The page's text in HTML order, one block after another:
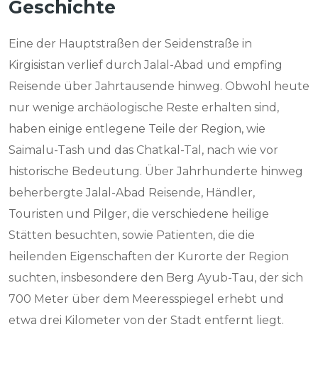
Geschichte
Eine der Hauptstraßen der Seidenstraße in
Kirgisistan verlief durch Jalal-Abad und empfing
Reisende über Jahrtausende hinweg. Obwohl heute
nur wenige archäologische Reste erhalten sind,
haben einige entlegene Teile der Region, wie
Saimalu-Tash und das Chatkal-Tal, nach wie vor
historische Bedeutung. Über Jahrhunderte hinweg
beherbergte Jalal-Abad Reisende, Händler,
Touristen und Pilger, die verschiedene heilige
Stätten besuchten, sowie Patienten, die die
heilenden Eigenschaften der Kurorte der Region
suchten, insbesondere den Berg Ayub-Tau, der sich
700 Meter über dem Meeresspiegel erhebt und
etwa drei Kilometer von der Stadt entfernt liegt.